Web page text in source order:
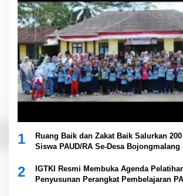
1
Ruang Baik dan Zakat Baik Salurkan
Siswa PAUD/RA Se-Desa Bojongmalang
2
IGTKI Resmi Membuka Agenda
Penyusunan Perangkat Pembelajaran